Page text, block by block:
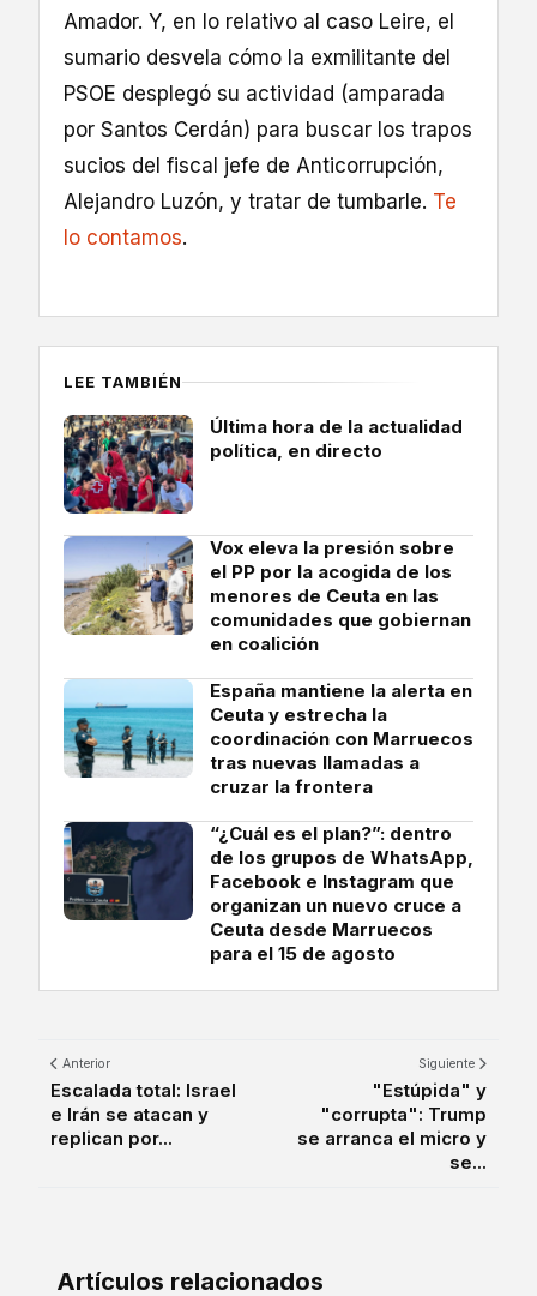
Amador. Y, en lo relativo al caso Leire, el
sumario desvela cómo la exmilitante del
PSOE desplegó su actividad (amparada
por Santos Cerdán) para buscar los trapos
sucios del fiscal jefe de Anticorrupción,
Alejandro Luzón, y tratar de tumbarle. Te
lo contamos.
LEE TAMBIÉN
Última hora de la actualidad
política, en directo
Vox eleva la presión sobre
el PP por la acogida de los
menores de Ceuta en las
comunidades que gobiernan
en coalición
España mantiene la alerta en
Ceuta y estrecha la
coordinación con Marruecos
tras nuevas llamadas a
cruzar la frontera
“¿Cuál es el plan?”: dentro
de los grupos de WhatsApp,
Facebook e Instagram que
organizan un nuevo cruce a
Ceuta desde Marruecos
para el 15 de agosto
Anterior
Escalada total: Israel
e Irán se atacan y
replican por...
Siguiente
"Estúpida" y
"corrupta": Trump
se arranca el micro y
se...
Artículos relacionados